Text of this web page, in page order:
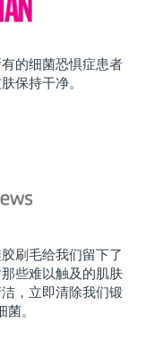
的细菌恐惧症患者
保持干净。
刷毛给我们留下了
些难以触及的肌肤
，立即清除我们锻
。